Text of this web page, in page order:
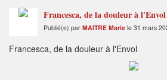
Francesca, de la douleur à l'Envol
Publié(e) par MAITRE Marie le 31 mars
Francesca, de la douleur à l'Envol